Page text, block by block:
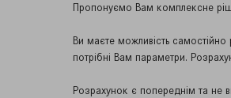
Пропонуємо Вам комплексне
Ви маєте можливість
потрібні Вам параметри.
Розрахунок є попереднім та не